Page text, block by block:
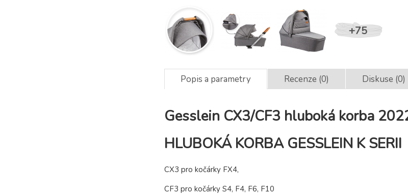
Popis a parametry Recenze (0) Diskuse (0)
Gesslein CX3/CF3 hluboká korba
HLUBOKÁ KORBA GESSLEIN K SERII
CX3 pro kočárky FX4,
CF3 pro kočárky S4, F4, F6, F10